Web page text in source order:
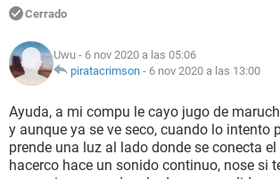
Cerrado
Uwu - 6 nov 2020 a las 05:06
piratacrimson - 6 nov 2020 a las 13:00
Ayuda, a mi compu le cayo jugo de
y aunque ya se ve seco, cuando lo intento
prende una luz al lado donde se conecta
hacerco hace un sonido continuo, nose si